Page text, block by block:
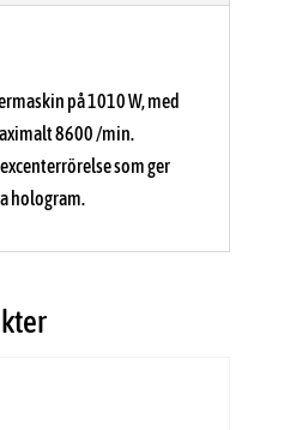
på 1010 W, med
8600 /min.
som ger
hologram.